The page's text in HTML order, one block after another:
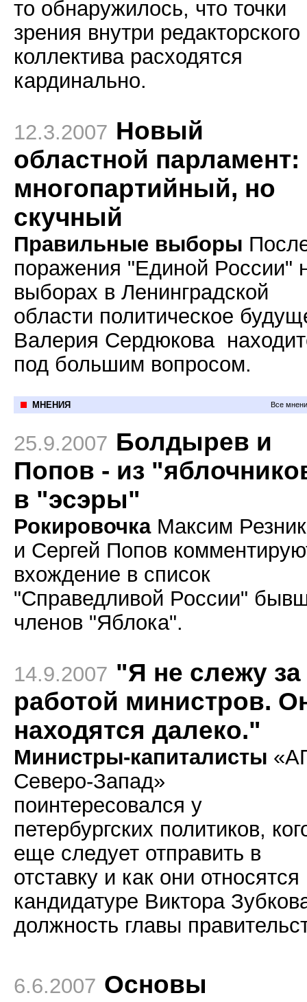
то обнаружилось, что точки
зрения внутри редакторского
коллектива расходятся
кардинально.
12.3.2007 Новый
областной парламент:
многопартийный, но
скучный
Правильные выборы
поражения "Единой России"
выборах в Ленинградской
области политическое
Валерия Сердюкова
под большим вопросом.
МНЕНИЯ Все
25.9.2007 Болдырев и
Попов - из
в "эсэры"
Рокировочка Максим Резник
и Сергей Попов
вхождение в список
"Справедливой России"
членов "Яблока".
14.9.2007 "Я не слежу за
работой министров.
находятся далеко."
Министры-капиталисты
Северо-Запад»
поинтересовался у
петербургских политиков,
еще следует отправить в
отставку и как они относятся
кандидатуре Виктора
должность главы
6.6.2007 Основы